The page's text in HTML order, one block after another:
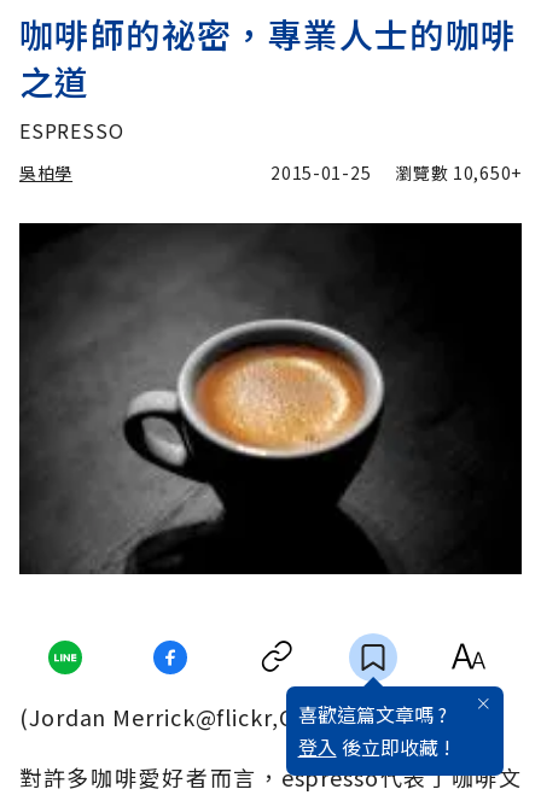
咖啡師的祕密，專業人士的咖啡
之道
ESPRESSO
吳柏學 2015-01-25 瀏覽數 10,650+
喜歡這篇文章嗎 ?
登入 後立即收藏 !
(Jordan Merrick@flickr,CC BY-ND 2.0)
對許多咖啡愛好者而言，espresso代表了咖啡文